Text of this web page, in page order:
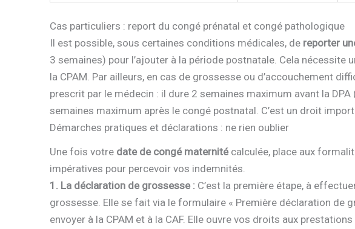
Cas particuliers : report du congé prénatal et congé pathologique
Il est possible, sous certaines conditions médicales, de reporter
3 semaines) pour l’ajouter à la période postnatale. Cela nécessite
la CPAM. Par ailleurs, en cas de grossesse ou d’accouchement
prescrit par le médecin : il dure 2 semaines maximum avant la
semaines maximum après le congé postnatal. C’est un droit
Démarches pratiques et déclarations : ne rien oublier
Une fois votre date de congé maternitécalculée, place aux
impératives pour percevoir vos indemnités.
1. La déclaration de grossesse : C’est la première étape, à
grossesse. Elle se fait via le formulaire « Première déclaration de
envoyer à la CPAM et à la CAF. Elle ouvre vos droits aux prestations